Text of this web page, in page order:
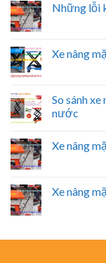
Những lỗi
Xe nâng
So sánh
nước
Xe nâng
Xe nâng